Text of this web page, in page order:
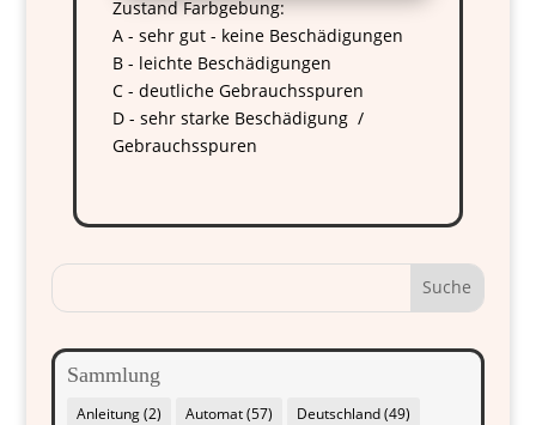
Zustand Farbgebung:
A - sehr gut - keine Beschädigungen
B - leichte Beschädigungen
C - deutliche Gebrauchsspuren
D - sehr starke Beschädigung /
Gebrauchsspuren
Sammlung
Anleitung(2) Automat(57) Deutschland(49)